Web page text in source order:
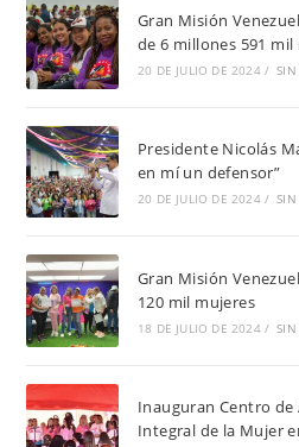
Gran Misión
de 6 millones 591 mil
20 DE JULIO DE 2024 / SIN
Presidente Nicolás
en mí un defensor”
20 DE JULIO DE 2024 / SIN
Gran Misión
120 mil mujeres
18 DE JULIO DE 2024 / SIN
Inauguran Centro
Integral de la Mujer